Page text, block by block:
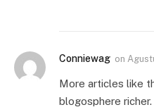
Conniewag on
More articles like
blogosphere richer.